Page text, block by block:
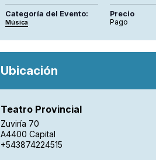
Categoría del Evento:
Música
Precio
Pago
Ubicación
Teatro Provincial
Zuviría 70
A4400 Capital
+543874224515